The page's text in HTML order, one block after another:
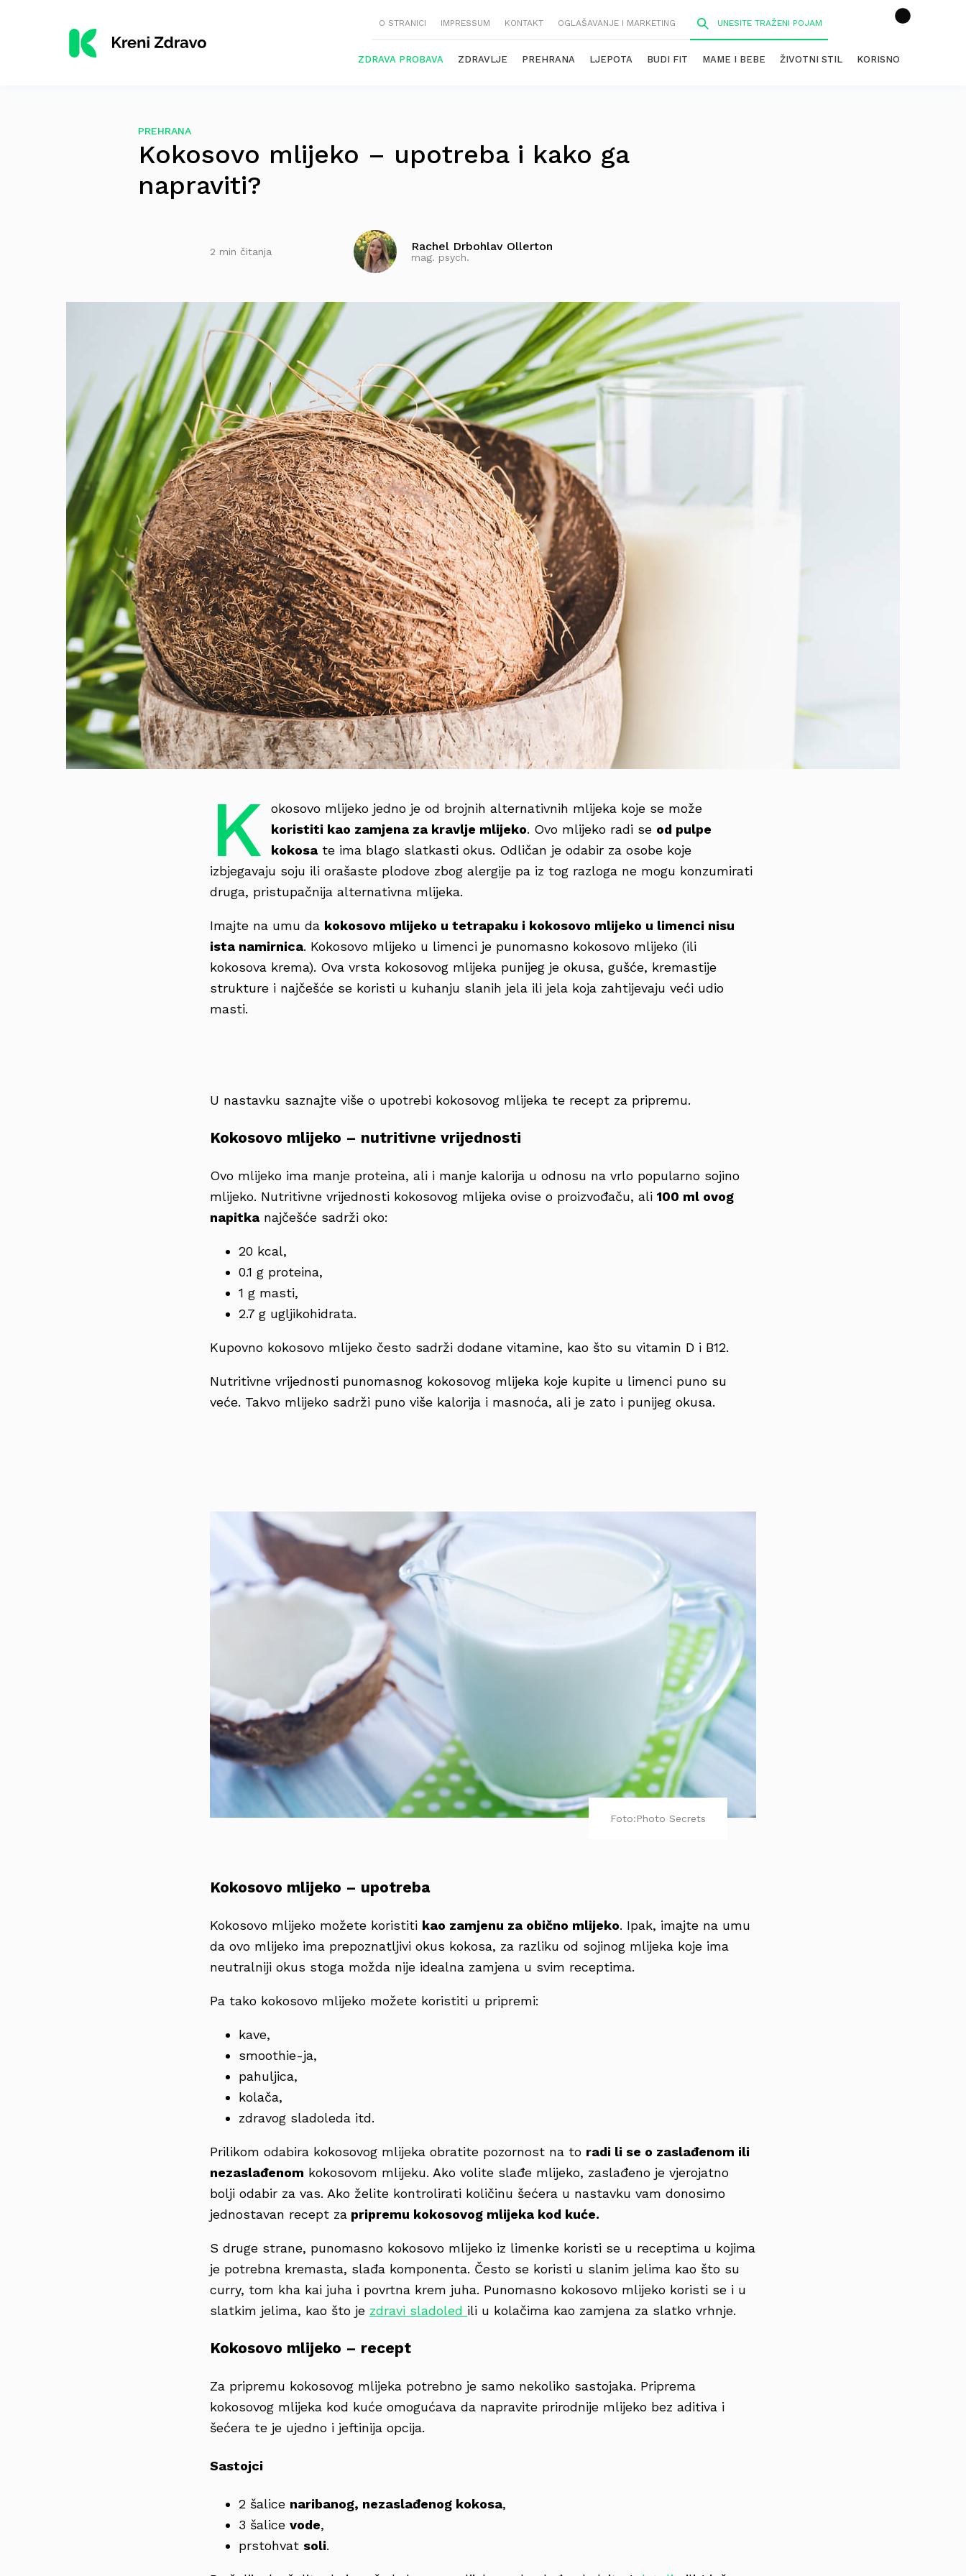
O STRANICI IMPRESSUM KONTAKT OGLAŠAVANJE I MARKETING
ZDRAVA PROBAVA ZDRAVLJE PREHRANA LJEPOTA BUDI FIT MAME I BEBE ŽIVOTNI STIL KORISNO
PREHRANA
Kokosovo mlijeko – upotreba i kako ga
napraviti?
2 min čitanja Rachel Drbohlav Ollerton
mag. psych.
K
okosovo mlijeko jedno je od brojnih alternativnih mlijeka koje se može
koristiti kao zamjena za kravlje mlijeko. Ovo mlijeko radi se od pulpe
kokosa te ima blago slatkasti okus. Odličan je odabir za osobe koje
izbjegavaju soju ili orašaste plodove zbog alergije pa iz tog razloga ne mogu konzumirati
druga, pristupačnija alternativna mlijeka.
Imajte na umu da kokosovo mlijeko u tetrapaku i kokosovo mlijeko u limenci nisu
ista namirnica. Kokosovo mlijeko u limenci je punomasno kokosovo mlijeko (ili
kokosova krema). Ova vrsta kokosovog mlijeka punijeg je okusa, gušće, kremastije
strukture i najčešće se koristi u kuhanju slanih jela ili jela koja zahtijevaju veći udio
masti.
U nastavku saznajte više o upotrebi kokosovog mlijeka te recept za pripremu.
Kokosovo mlijeko – nutritivne vrijednosti
Ovo mlijeko ima manje proteina, ali i manje kalorija u odnosu na vrlo popularno sojino
mlijeko. Nutritivne vrijednosti kokosovog mlijeka ovise o proizvođaču, ali 100 ml ovog
napitka najčešće sadrži oko:
20 kcal,
0.1 g proteina,
1 g masti,
2.7 g ugljikohidrata.
Kupovno kokosovo mlijeko često sadrži dodane vitamine, kao što su vitamin D i B12.
Nutritivne vrijednosti punomasnog kokosovog mlijeka koje kupite u limenci puno su
veće. Takvo mlijeko sadrži puno više kalorija i masnoća, ali je zato i punijeg okusa.
Foto:Photo Secrets
Kokosovo mlijeko – upotreba
Kokosovo mlijeko možete koristiti kao zamjenu za obično mlijeko. Ipak, imajte na umu
da ovo mlijeko ima prepoznatljivi okus kokosa, za razliku od sojinog mlijeka koje ima
neutralniji okus stoga možda nije idealna zamjena u svim receptima.
Pa tako kokosovo mlijeko možete koristiti u pripremi:
kave,
smoothie-ja,
pahuljica,
kolača,
zdravog sladoleda itd.
Prilikom odabira kokosovog mlijeka obratite pozornost na to radi li se o zaslađenom ili
nezaslađenom kokosovom mlijeku. Ako volite slađe mlijeko, zaslađeno je vjerojatno
bolji odabir za vas. Ako želite kontrolirati količinu šećera u nastavku vam donosimo
jednostavan recept za pripremu kokosovog mlijeka kod kuće.
S druge strane, punomasno kokosovo mlijeko iz limenke koristi se u receptima u kojima
je potrebna kremasta, slađa komponenta. Često se koristi u slanim jelima kao što su
curry, tom kha kai juha i povrtna krem juha. Punomasno kokosovo mlijeko koristi se i u
slatkim jelima, kao što je zdravi sladoled ili u kolačima kao zamjena za slatko vrhnje.
Kokosovo mlijeko – recept
Za pripremu kokosovog mlijeka potrebno je samo nekoliko sastojaka. Priprema
kokosovog mlijeka kod kuće omogućava da napravite prirodnije mlijeko bez aditiva i
šećera te je ujedno i jeftinija opcija.
Sastojci
2 šalice naribanog, nezaslađenog kokosa,
3 šalice vode,
prstohvat soli.